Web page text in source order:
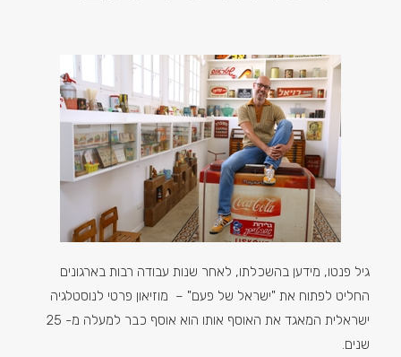
גיל פנטו, מידען בהשכלתו, לאחר שנות עבודה רבות בארגונים
החליט לפתוח את "ישראל של פעם" – מוזיאון פרטי לנוסטלגיה
ישראלית המאגד את האוסף אותו הוא אוסף כבר למעלה מ- 25
שנים.